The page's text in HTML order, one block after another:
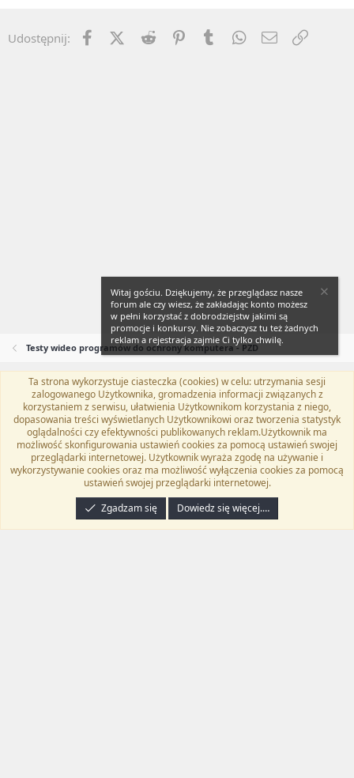
Udostępnij: FacebookX (Twitter)
Reddit PinterestTumblr WhatsApp
Email
Testy wideo programów do ochrony komputera - PZD
Flat Awesome + (Parent DO NOT EDIT)
Polski (PL)
Kontakt
Regulamin Polityka prywatności Pomoc
TwitterKontakt
RSS
Community platform by XenForo® © 2010-2024 XenForo Ltd.
programyzadarmo.net.pl . | Xenforo Add-ons
Email Check by MPM.PM
Witaj gościu. Dziękujemy, że przeglądasz nasze
forum ale czy wiesz, że zakładając konto możesz
w pełni korzystać z dobrodziejstw jakimi są
promocje i konkursy. Nie zobaczysz tu też żadnych
reklam a rejestracja zajmie Ci tylko chwilę.
Ta strona wykorzystuje ciasteczka (cookies) w celu: utrzymania sesji
zalogowanego Użytkownika, gromadzenia informacji związanych z
korzystaniem z serwisu, ułatwienia Użytkownikom korzystania z niego,
dopasowania treści wyświetlanych Użytkownikowi oraz tworzenia statystyk
oglądalności czy efektywności publikowanych reklam.Użytkownik ma
możliwość skonfigurowania ustawień cookies za pomocą ustawień swojej
przeglądarki internetowej. Użytkownik wyraża zgodę na używanie i
wykorzystywanie cookies oraz ma możliwość wyłączenia cookies za pomocą
ustawień swojej przeglądarki internetowej.
Zgadzam się
Dowiedz się więcej.…